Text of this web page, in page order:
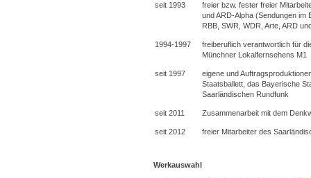
seit 1993
freier bzw. fester freier
und ARD-Alpha (Sendungen
RBB, SWR, WDR, Arte, ARD
1994-1997
freiberuflich verantwortlich für
Münchner Lokalfernsehens M1
seit 1997
eigene und
Staatsballett, das Bayerische
Saarländischen Rundfunk
seit 2011 Zusammenarbeit mit dem
seit 2012 freier Mitarbeiter des
Werkauswahl